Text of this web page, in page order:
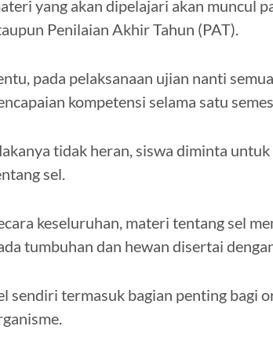
yang akan dipelajari akan muncul
Penilaian Akhir Tahun (PAT).
pada pelaksanaan ujian nanti
kompetensi selama satu
tidak heran, siswa diminta
sel.
keseluruhan, materi tentang sel
tumbuhan dan hewan disertai
sendiri termasuk bagian penting bagi